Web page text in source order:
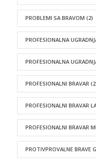
PROBLEMI SA BRAVOM (2)
PROFESIONALNA
PROFESIONALNA
PROFESIONALNI BRAVAR
PROFESIONALNI BRAVAR
PROFESIONALNI BRAVAR
PROTIVPROVALNE BRAVE